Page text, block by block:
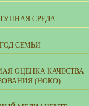
СРЕДА
ГОД СЕМЬИ
ОЦЕНКА КАЧЕСТВА
(НОКО)